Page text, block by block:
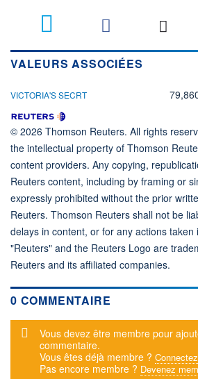
VALEURS ASSOCIÉES
VICTORIA'S SECRT
© 2026 Thomson Reuters. All rights
the intellectual property of Thomson
content providers. Any copying,
Reuters content, including by framing or
expressly prohibited without the prior
Reuters. Thomson Reuters shall not be
delays in content, or for any actions taken
"Reuters" and the Reuters Logo are
Reuters and its affiliated companies.
0 COMMENTAIRE
Message d'alerte
Vous devez être membre pour
commentaire.
Vous êtes déjà membre ?
Pas encore membre ? Devenez